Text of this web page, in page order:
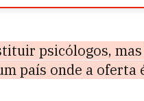
psicólogos,
país onde a oferta